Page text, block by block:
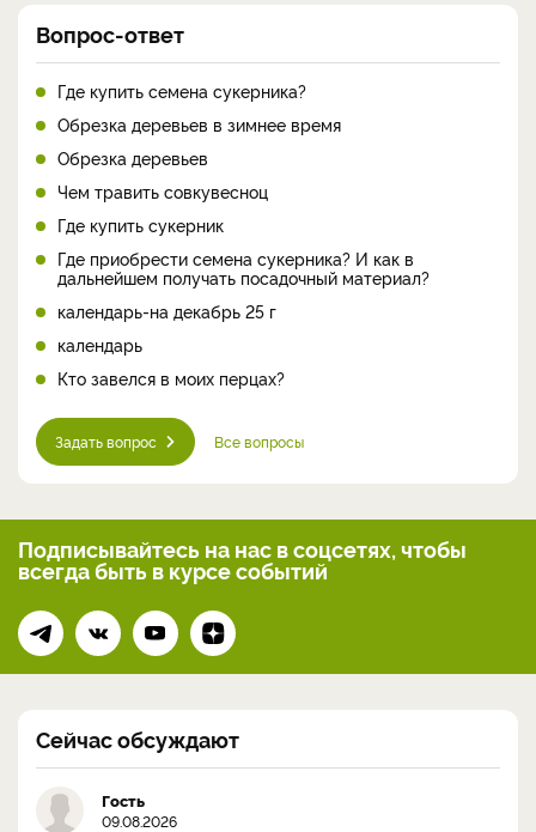
Вопрос-ответ
Где купить семена сукерника?
Обрезка деревьев в зимнее время
Обрезка деревьев
Чем травить совкувесноц
Где купить сукерник
Где приобрести семена сукерника? И как в
дальнейшем получать посадочный материал?
календарь-на декабрь 25 г
календарь
Кто завелся в моих перцах?
Задать вопрос Все вопросы
Подписывайтесь на нас в соцсетях, чтобы
всегдабыть в курсе событий
Сейчас обсуждают
Гость
09.08.2026